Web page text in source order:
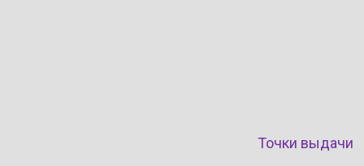
Точки выдачи